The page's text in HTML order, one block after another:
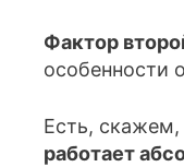
Фактор
особенности
Есть, скажем,
работает